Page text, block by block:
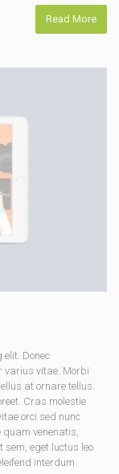
Read More
Donec
varius vitae. Morbi
at ornare tellus.
Cras molestie
orci sed nunc
venenatis,
eget luctus leo
interdum.